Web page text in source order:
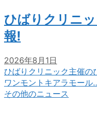
ひばりクリニ
報!
2026年8月1日
ひばりクリニック主催の
ワンモントキアラモール
その他のニュース